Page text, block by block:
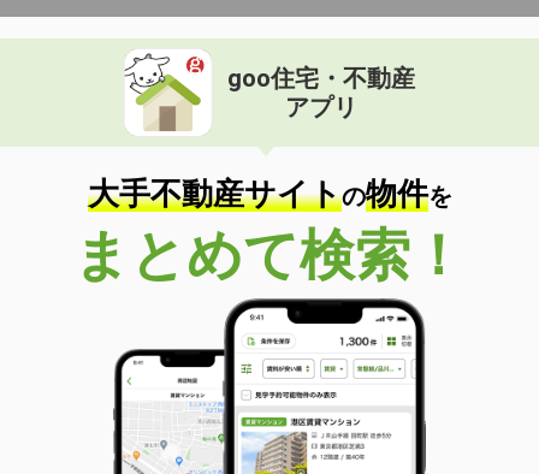
goo住宅・不動産
アプリ
大手不動産サイトの物件を
まとめて検索！